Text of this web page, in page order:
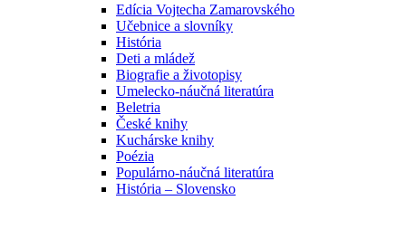
Edícia Vojtecha Zamarovského
Učebnice a slovníky
História
Deti a mládež
Biografie a životopisy
Umelecko-náučná literatúra
Beletria
České knihy
Kuchárske knihy
Poézia
Populárno-náučná literatúra
História – Slovensko